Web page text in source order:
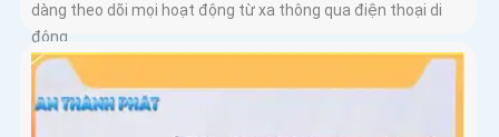
dàng theo dõi mọi hoạt động từ xa thông qua điện thoại di
động